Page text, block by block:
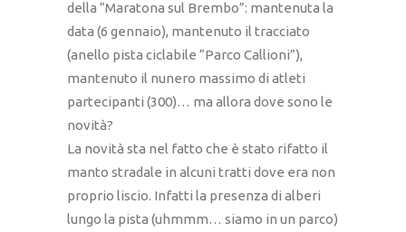
della “Maratona sul Brembo”: mantenuta la
data (6 gennaio), mantenuto il tracciato
(anello pista ciclabile “Parco Callioni”),
mantenuto il nunero massimo di atleti
partecipanti (300)… ma allora dove sono le
novità?
La novità sta nel fatto che è stato rifatto il
manto stradale in alcuni tratti dove era non
proprio liscio. Infatti la presenza di alberi
lungo la pista (uhmmm… siamo in un parco)